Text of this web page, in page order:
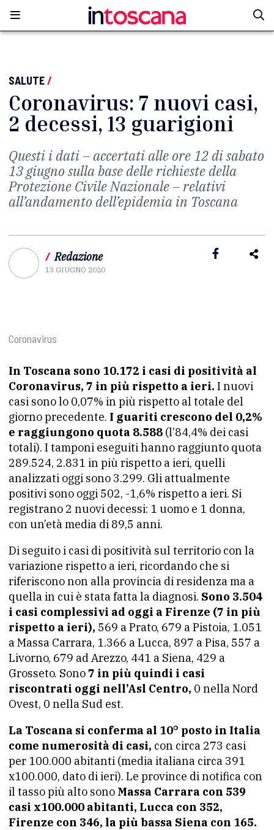
SALUTE/
Coronavirus: 7 nuovi casi,
2 decessi, 13 guarigioni
Questi i dati – accertati alle ore 12 di sabato
13 giugno sulla base delle richieste della
Protezione Civile Nazionale – relativi
all’andamento dell’epidemia in Toscana
/ Redazione
13 GIUGNO 2020
Coronavirus
In Toscana sono 10.172 i casi di positività al
Coronavirus, 7 in più rispetto a ieri. I nuovi
casi sono lo 0,07% in più rispetto al totale del
giorno precedente. I guariti crescono del 0,2%
e raggiungono quota 8.588 (l’84,4% dei casi
totali). I tamponi eseguiti hanno raggiunto quota
289.524, 2.831 in più rispetto a ieri, quelli
analizzati oggi sono 3.299. Gli attualmente
positivi sono oggi 502, -1,6% rispetto a ieri. Si
registrano 2 nuovi decessi: 1 uomo e 1 donna,
con un’età media di 89,5 anni.
Di seguito i casi di positività sul territorio con la
variazione rispetto a ieri, ricordando che si
riferiscono non alla provincia di residenza ma a
quella in cui è stata fatta la diagnosi. Sono 3.504
i casi complessivi ad oggi a Firenze (7 in più
rispetto a ieri), 569 a Prato, 679 a Pistoia, 1.051
a Massa Carrara, 1.366 a Lucca, 897 a Pisa, 557 a
Livorno, 679 ad Arezzo, 441 a Siena, 429 a
Grosseto. Sono7 in più quindi i casi
riscontrati oggi nell’Asl Centro, 0 nella Nord
Ovest, 0 nella Sud est.
La Toscana si conferma al 10° posto in Italia
come numerosità di casi, con circa 273 casi
per 100.000 abitanti (media italiana circa 391
x100.000, dato di ieri). Le province di notifica con
il tasso più alto sono Massa Carrara con 539
casi x100.000 abitanti, Lucca con 352,
Firenze con 346, la più bassa Siena con 165.